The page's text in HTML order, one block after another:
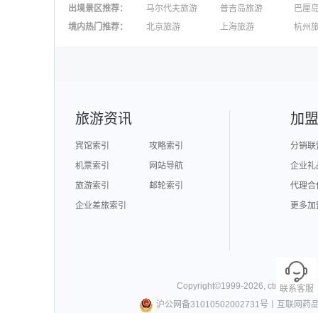
出境景区推荐： 马尔代夫旅游 普吉岛旅游
巴厘
澳大利亚旅游
毛里求斯旅游
苏梅
境内热门推荐： 北京旅游 上海旅游
杭州
联系客服
旅游资讯
宾馆索引
攻略索引
机票索引
网站导航
旅游索引
邮轮索引
企业差旅索引
加
分销联
企业礼
代理合
更多
Copyright©1999-2026, ctrip.com.
沪公网备31010502002731号
互联网药